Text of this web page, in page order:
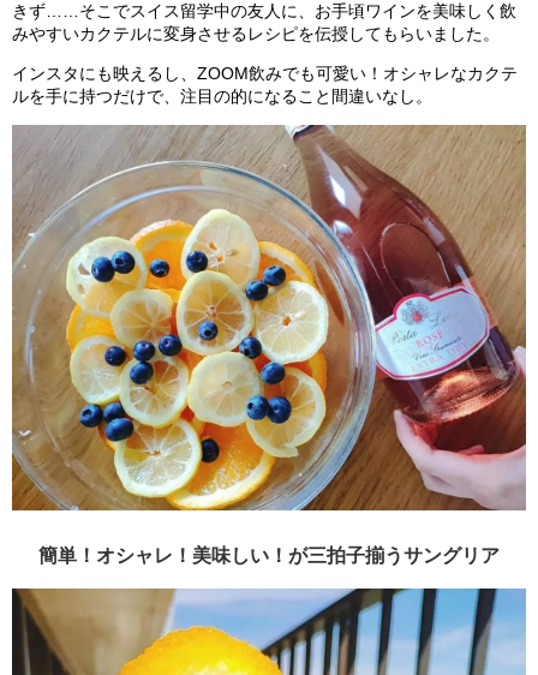
きず……そこでスイス留学中の友人に、お手頃ワインを美味しく飲
みやすいカクテルに変身させるレシピを伝授してもらいました。
インスタにも映えるし、ZOOM飲みでも可愛い！オシャレなカクテ
ルを手に持つだけで、注目の的になること間違いなし。
簡単！オシャレ！美味しい！が三拍子揃うサングリア